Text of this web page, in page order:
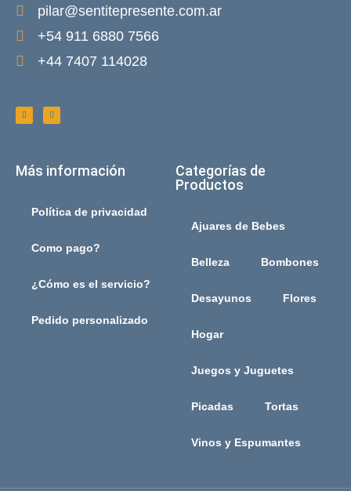
pilar@sentitepresente.com.ar
+54 911 6880 7566
+44 7407 114028
Más información
Política de privacidad
Como pago?
¿Cómo es el servicio?
Pedido personalizado
Categorías de
Productos
Ajuares de Bebes
Belleza Bombones
Desayunos Flores
Hogar
Juegos y Juguetes
Picadas Tortas
Vinos y Espumantes